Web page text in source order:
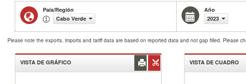
País/Región
Cabo Verde
Año
2023
Please note the exports, imports and tariff data are based on reported data and not gap filled. Please
VISTA DE GRÁFICO VISTA DE CUADRO